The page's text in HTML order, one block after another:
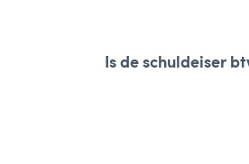
Is de schuldeiser